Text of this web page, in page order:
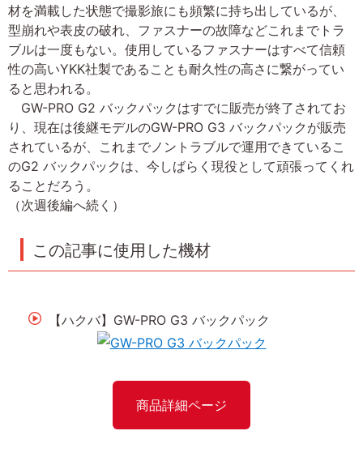
材を満載した状態で撮影旅にも頻繁に持ち出しているが、
型崩れや表皮の破れ、ファスナーの故障などこれまでトラ
ブルは一度もない。使用しているファスナーはすべて信頼
性の高いYKK社製であることも耐久性の高さに繋がってい
ると思われる。
GW-PRO G2 バックパックはすでに販売が終了されてお
り、現在は後継モデルのGW-PRO G3 バックパックが販売
されているが、これまでノントラブルで運用できているこ
のG2 バックパックは、今しばらく現役として頑張ってくれ
ることだろう。
（次週後編へ続く）
この記事に使用した機材
【ハクバ】GW-PRO G3 バックパック
商品詳細ページ